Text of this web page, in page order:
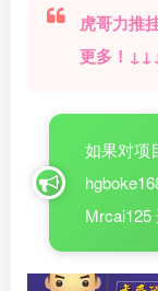
虎哥力推
更多！
如果对项
Mrcai125